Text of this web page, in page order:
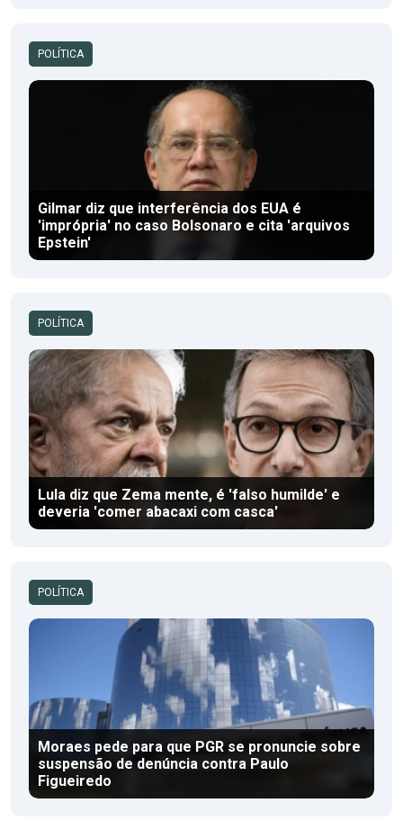
POLÍTICA
Gilmar diz que interferência dos EUA é
'imprópria' no caso Bolsonaro e cita 'arquivos
Epstein'
POLÍTICA
Lula diz que Zema mente, é 'falso humilde' e
deveria 'comer abacaxi com casca'
POLÍTICA
Moraes pede para que PGR se pronuncie sobre
suspensão de denúncia contra Paulo
Figueiredo